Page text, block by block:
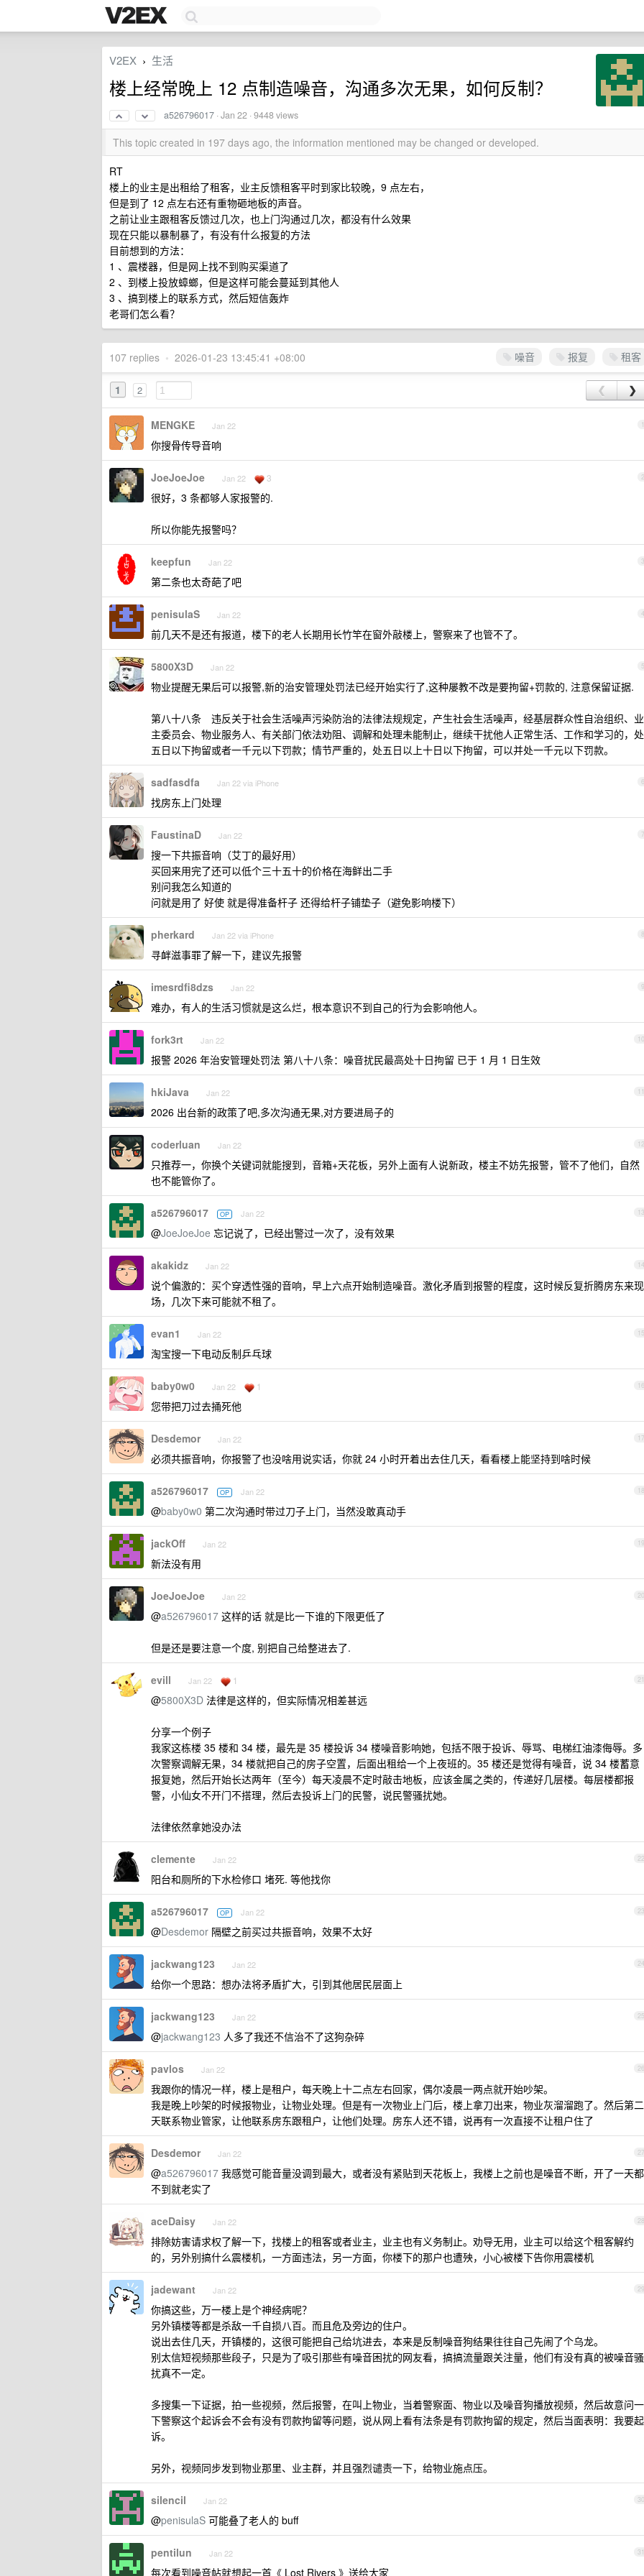
V2EX › 生活
楼上经常晚上 12 点制造噪音，沟通多次无果，如何反制？
a526796017 ·Jan 22 · 9448 views
This topic created in 197 days ago, the information mentioned may be changed or developed.
RT
楼上的业主是出租给了租客，业主反馈租客平时到家比较晚，9 点左右，
但是到了 12 点左右还有重物砸地板的声音。
之前让业主跟租客反馈过几次，也上门沟通过几次，都没有什么效果
现在只能以暴制暴了，有没有什么报复的方法
目前想到的方法：
1 、震楼器，但是网上找不到购买渠道了
2 、到楼上投放蟑螂，但是这样可能会蔓延到其他人
3 、搞到楼上的联系方式，然后短信轰炸
老哥们怎么看？
噪音 报复 租客
107 replies • 2026-01-23 13:45:41 +08:00
1 2 ❮ ❯
1
MENGKE Jan 22
你搜骨传导音响
2
JoeJoeJoe Jan 22 3
很好，3 条都够人家报警的.
所以你能先报警吗？
3
keepfun Jan 22
第二条也太奇葩了吧
4
penisulaS Jan 22
前几天不是还有报道，楼下的老人长期用长竹竿在窗外敲楼上，警察来了也管不了。
5
5800X3D Jan 22
物业提醒无果后可以报警,新的治安管理处罚法已经开始实行了,这种屡教不改是要拘留+罚款的, 注意保留证据.
第八十八条 违反关于社会生活噪声污染防治的法律法规规定，产生社会生活噪声，经基层群众性自治组织、业
主委员会、物业服务人、有关部门依法劝阻、调解和处理未能制止，继续干扰他人正常生活、工作和学习的，处
五日以下拘留或者一千元以下罚款；情节严重的，处五日以上十日以下拘留，可以并处一千元以下罚款。
6
sadfasdfa Jan 22 via iPhone
找房东上门处理
7
FaustinaD Jan 22
搜一下共振音响（艾丁的最好用）
买回来用完了还可以低个三十五十的价格在海鲜出二手
别问我怎么知道的
问就是用了 好使 就是得准备杆子 还得给杆子铺垫子（避免影响楼下）
8
pherkard Jan 22 via iPhone
寻衅滋事罪了解一下，建议先报警
9
imesrdfi8dzs Jan 22
难办，有人的生活习惯就是这么烂，根本意识不到自己的行为会影响他人。
10
fork3rt Jan 22
报警 2026 年治安管理处罚法 第八十八条：噪音扰民最高处十日拘留 已于 1 月 1 日生效
11
hkiJava Jan 22
2026 出台新的政策了吧,多次沟通无果,对方要进局子的
12
coderluan Jan 22
只推荐一，你换个关键词就能搜到，音箱+天花板，另外上面有人说新政，楼主不妨先报警，管不了他们，自然
也不能管你了。
13
a526796017 OP Jan 22
@JoeJoeJoe 忘记说了，已经出警过一次了，没有效果
14
akakidz Jan 22
说个偏激的：买个穿透性强的音响，早上六点开始制造噪音。激化矛盾到报警的程度，这时候反复折腾房东来现
场，几次下来可能就不租了。
15
evan1 Jan 22
淘宝搜一下电动反制乒乓球
16
baby0w0 Jan 22 1
您带把刀过去捅死他
17
Desdemor Jan 22
必须共振音响，你报警了也没啥用说实话，你就 24 小时开着出去住几天，看看楼上能坚持到啥时候
18
a526796017 OP Jan 22
@baby0w0 第二次沟通时带过刀子上门，当然没敢真动手
19
jackOff Jan 22
新法没有用
20
JoeJoeJoe Jan 22
@a526796017 这样的话 就是比一下谁的下限更低了
但是还是要注意一个度, 别把自己给整进去了.
21
evill Jan 22 1
@5800X3D 法律是这样的，但实际情况相差甚远
分享一个例子
我家这栋楼 35 楼和 34 楼，最先是 35 楼投诉 34 楼噪音影响她，包括不限于投诉、辱骂、电梯红油漆侮辱。多
次警察调解无果，34 楼就把自己的房子空置，后面出租给一个上夜班的。35 楼还是觉得有噪音，说 34 楼蓄意
报复她，然后开始长达两年（至今）每天凌晨不定时敲击地板，应该金属之类的，传递好几层楼。每层楼都报
警，小仙女不开门不搭理，然后去投诉上门的民警，说民警骚扰她。
法律依然拿她没办法
22
clemente Jan 22
阳台和厕所的下水检修口 堵死. 等他找你
23
a526796017 OP Jan 22
@Desdemor 隔壁之前买过共振音响，效果不太好
24
jackwang123 Jan 22
给你一个思路：想办法将矛盾扩大，引到其他居民层面上
25
jackwang123 Jan 22
@jackwang123 人多了我还不信治不了这狗杂碎
26
pavlos Jan 22
我跟你的情况一样，楼上是租户，每天晚上十二点左右回家，偶尔凌晨一两点就开始吵架。
我是晚上吵架的时候报物业，让物业处理。但是有一次物业上门后，楼上拿刀出来，物业灰溜溜跑了。然后第二
天联系物业管家，让他联系房东跟租户，让他们处理。房东人还不错，说再有一次直接不让租户住了
27
Desdemor Jan 22
@a526796017 我感觉可能音量没调到最大，或者没有紧贴到天花板上，我楼上之前也是噪音不断，开了一天都
不到就老实了
28
aceDaisy Jan 22
排除妨害请求权了解一下，找楼上的租客或者业主，业主也有义务制止。劝导无用，业主可以给这个租客解约
的，另外别搞什么震楼机，一方面违法，另一方面，你楼下的那户也遭殃，小心被楼下告你用震楼机
29
jadewant Jan 22
你搞这些，万一楼上是个神经病呢？
另外镇楼等都是杀敌一千自损八百。而且危及旁边的住户。
说出去住几天，开镇楼的，这很可能把自己给坑进去，本来是反制噪音狗结果往往自己先闹了个乌龙。
别太信短视频那些段子，只是为了吸引那些有噪音困扰的网友看，搞搞流量跟关注量，他们有没有真的被噪音骚
扰真不一定。
多搜集一下证据，拍一些视频，然后报警，在叫上物业，当着警察面、物业以及噪音狗播放视频，然后故意问一
下警察这个起诉会不会有没有罚款拘留等问题，说从网上看有法条是有罚款拘留的规定，然后当面表明：我要起
诉。
另外，视频同步发到物业那里、业主群，并且强烈谴责一下，给物业施点压。
30
silencil Jan 22
@penisulaS 可能叠了老人的 buff
31
pentilun Jan 22
每次看到噪音帖就想起一首《 Lost Rivers 》送给大家